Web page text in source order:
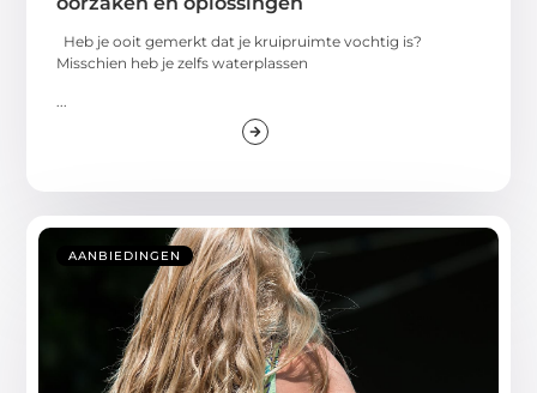
Heb je ooit gemerkt dat je kruipruimte vochtig is?
Misschien heb je zelfs waterplassen
...
AANBIEDINGEN